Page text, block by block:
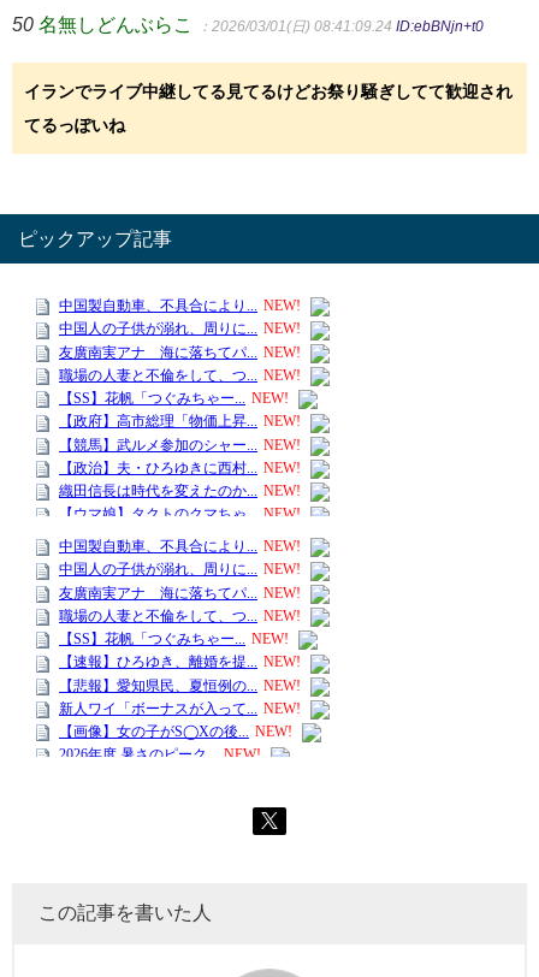
50 名無しどんぶらこ ：2026/03/01(日) 08:41:09.24 ID:ebBNjn+t0
イランでライブ中継してる見てるけどお祭り騒ぎしてて歓迎され
てるっぽいね
ピックアップ記事
この記事を書いた人